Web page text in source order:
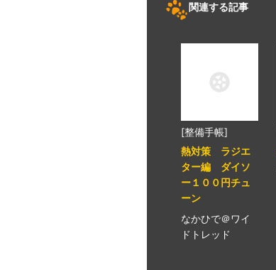
関連する記事
[整備手帳]
熱対策 ラジエ
ター編 ダイソ
ー１００円チュ
ーン
なかひで＠ワイ
ドトレッド